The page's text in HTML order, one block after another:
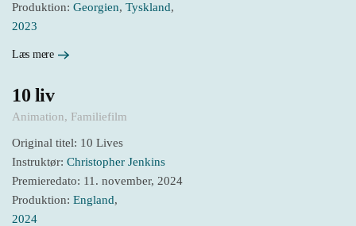
Produktion: Georgien, Tyskland,
2023
Læs mere
10 liv
Animation, Familiefilm
Original titel: 10 Lives
Instruktør: Christopher Jenkins
Premieredato: 11. november, 2024
Produktion: England,
2024